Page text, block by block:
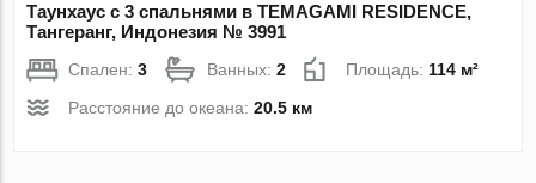
Таунхаус с 3 спальнями в TEMAGAMI RESIDENCE,
Тангеранг, Индонезия № 3991
Спален:3 Ванных:2 Площадь: 114 м²
Расстояние до океана:20.5 км